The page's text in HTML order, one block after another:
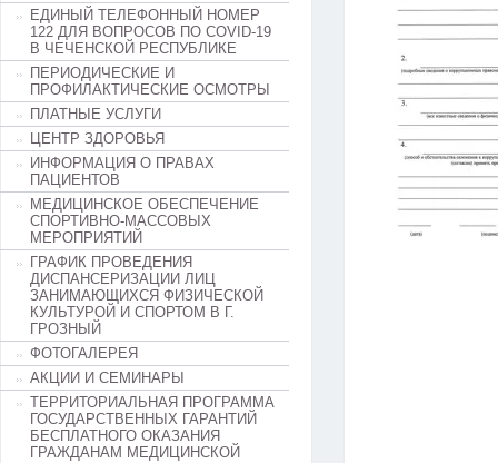
ЕДИНЫЙ ТЕЛЕФОННЫЙ НОМЕР
122 ДЛЯ ВОПРОСОВ ПО COVID-19
В ЧЕЧЕНСКОЙ РЕСПУБЛИКЕ
ПЕРИОДИЧЕСКИЕ И
ПРОФИЛАКТИЧЕСКИЕ ОСМОТРЫ
ПЛАТНЫЕ УСЛУГИ
ЦЕНТР ЗДОРОВЬЯ
ИНФОРМАЦИЯ О ПРАВАХ
ПАЦИЕНТОВ
МЕДИЦИНСКОЕ ОБЕСПЕЧЕНИЕ
СПОРТИВНО-МАССОВЫХ
МЕРОПРИЯТИЙ
ГРАФИК ПРОВЕДЕНИЯ
ДИСПАНСЕРИЗАЦИИ ЛИЦ
ЗАНИМАЮЩИХСЯ ФИЗИЧЕСКОЙ
КУЛЬТУРОЙ И СПОРТОМ В Г.
ГРОЗНЫЙ
ФОТОГАЛЕРЕЯ
АКЦИИ И СЕМИНАРЫ
ТЕРРИТОРИАЛЬНАЯ ПРОГРАММА
ГОСУДАРСТВЕННЫХ ГАРАНТИЙ
БЕСПЛАТНОГО ОКАЗАНИЯ
ГРАЖДАНАМ МЕДИЦИНСКОЙ